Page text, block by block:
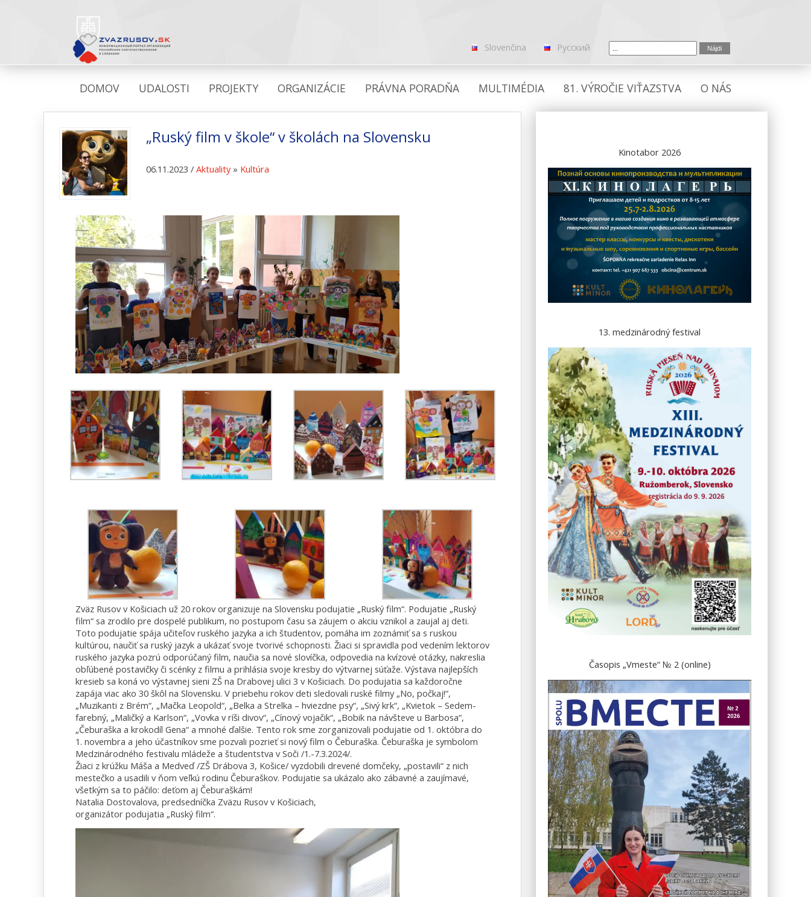
Slovenčina Русский
DOMOV UDALOSTI PROJEKTY ORGANIZÁCIE PRÁVNA PORADŇA MULTIMÉDIA 81. VÝROČIE VIŤAZSTVA O NÁS
„Ruský film v škole“ v školách na Slovensku
06.11.2023 /Aktuality» Kultúra
Zväz Rusov v Košiciach už 20 rokov organizuje na Slovensku podujatie „Ruský film“. Podujatie „Ruský
film“ sa zrodilo pre dospelé publikum, no postupom času sa záujem o akciu vznikol a zaujal aj deti.
Toto podujatie spája učiteľov ruského jazyka a ich študentov, pomáha im zoznámiť sa s ruskou
kultúrou, naučiť sa ruský jazyk a ukázať svoje tvorivé schopnosti. Žiaci si spravidla pod vedením lektorov
ruského jazyka pozrú odporúčaný film, naučia sa nové slovíčka, odpovedia na kvízové otázky, nakreslia
obľúbené postavičky či scénky z filmu a prihlásia svoje kresby do výtvarnej súťaže. Výstava najlepších
kresieb sa koná vo výstavnej sieni ZŠ na Drabovej ulici 3 v Košiciach. Do podujatia sa každoročne
zapája viac ako 30 škôl na Slovensku. V priebehu rokov deti sledovali ruské filmy „No, počkaj!“,
„Muzikanti z Brém“, „Mačka Leopold“, „Belka a Strelka – hviezdne psy“, „Sivý krk“, „Kvietok – Sedem-
farebný, „Maličký a Karlson“, „Vovka v ríši divov“, „Cínový vojačik“, „Bobik na návšteve u Barbosa“,
„Čeburaška a krokodíl Gena“ a mnohé ďalšie. Tento rok sme zorganizovali podujatie od 1. októbra do
1. novembra a jeho účastníkov sme pozvali pozrieť si nový film o Čeburaška. Čeburaška je symbolom
Medzinárodného festivalu mládeže a študentstva v Soči /1.-7.3.2024/.
Žiaci z krúžku Máša a Medveď /ZŠ Drábova 3, Košice/ vyzdobili drevené domčeky, „postavili“ z nich
mestečko a usadili v ňom veľkú rodinu Čeburaškov. Podujatie sa ukázalo ako zábavné a zaujímavé,
všetkým sa to páčilo: deťom aj Čeburaškám!
Natalia Dostovalova, predsedníčka Zväzu Rusov v Košiciach,
organizátor podujatia „Ruský film“.
Kinotabor 2026
13. medzinárodný festival
Časopis „Vmeste“ № 2 (online)